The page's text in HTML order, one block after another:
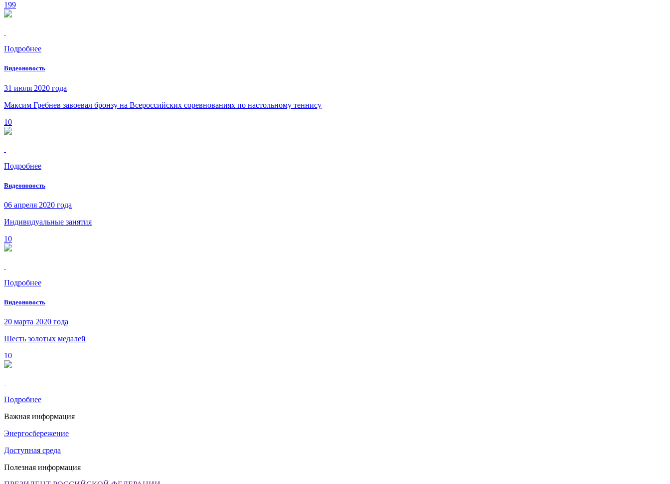
199
Подробнее
Видеоновость
31 июля 2020 года
Максим Гребнев завоевал бронзу на Всероссийских соревнованиях по настольному теннису
10
Подробнее
Видеоновость
06 апреля 2020 года
Индивидуальные занятия
10
Подробнее
Видеоновость
20 марта 2020 года
Шесть золотых медалей
10
Подробнее
Важная информация
Энергосбережение
Доступная среда
Полезная информация